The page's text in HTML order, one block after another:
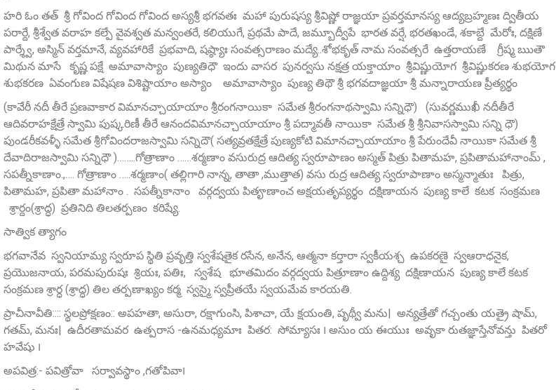
హరి ఓం తత్ శ్రీ గోవింద గోవింద గోవింద అస్యశ్రీ భగవతః మహా పురుషస్య శ్రీవిష్ణో రాజ్ఞయా ప్రవర్తమానస్య ఆద్యబ్రహ్మణః ద్వితీయ
పరార్దే, శ్రీశ్వేత వరాహ కల్పే వైవశ్వత మన్వంతరే, కలియుగే, ప్రథమే పాదే, జమ్బూద్వీపే భారత వర్షే, భరతఖండే, శకాబ్దే మేరోః, దక్షిణే
పార్శ్వే, అస్మిన్ వర్తమానే, వ్యవహారికే ప్రభవాది, షష్ఠ్యాః సంవత్సరాణం మద్యే..శోభకృత్ నామ సంవత్సరే ఉత్తరాయణే గ్రీష్మ ఋతౌ
మిథున మాసే కృష్ణ పక్షే అమావాస్యాం పుణ్యతిధౌ ఇందు వాసర పునర్వసు నక్షత్ర యక్తాయాం శ్రీవిష్ణుయోగ శ్రీవిష్ణుకరణ శుభయోగ
శుభకరణ ఏవంగుణ విషేషణ విశిష్టాయాం అస్యాం అమావాస్యాం పుణ్య తిథౌ శ్రీ భగవదాజ్ఞయా శ్రీ మన్నారాయణ ప్రీత్యర్థం
(కావేరీ నదీ తీరే ప్రణవాకార విమానచ్చాయాయాం శ్రీరంగనాయికా సమేత శ్రీరంగనాథస్వామి సన్నిధౌ) (సువర్ణముఖీ నదీతీరే
ఆదివరాహక్షేత్రే స్వామి పుష్కరిణీ తీరే ఆనందవిమానచ్చాయాయాం శ్రీ పద్మావతీ నాయికా సమేత శ్రీ శ్రీనివాసస్వామి సన్ని ధౌ)
పుండరీకవళ్ళీ సమేత శ్రీగోవిందరాజస్వామి సన్నిదౌ( సత్యవ్రతక్షేత్రే పుణ్యకోటి విమానచ్చాయాయాం శ్రీ పేరుందేవీ నాయికా సమేత శ్రీ
దేవాదిరాజస్వామి సన్నిధౌ )……..గోత్రాణాం ……శర్మణాం వసురుద్ర ఆదిత్య స్వరూపాణం అస్మత్‌ పిత్రు పితామహ, ప్రపితామహానాంమ్ ,
సపత్నీకాణాం.,…. గోత్రాణాం …..శర్మణాం( తల్లిగారి నాన్న, తాతా ,ముత్తాత) వసు రుద్ర ఆదిత్య స్వరూపాణాం అస్మన్మాతుః పిత్రు,
పితామహ, ప్రపితా మహానాం . సపత్నీకానాం వర్గద్వయ పితౄణాంచ అక్షయతృప్యర్థం దక్షిణాయన పుణ్య కాలే కటక సంక్రమణ
శ్రార్దం(శ్రాద్ధ) ప్రతినిది తిలతర్పణం కరిష్యే.
సాత్విక త్యాగం
భగవానేవ స్వనియామ్య స్వరూప స్థితి ప్రవృత్తి స్వశేషతైక రసేన, అనేన, ఆత్మనా కర్తారా స్వకీయశ్చ ఉపకరణై స్వఆరాధనైక,
ప్రయొజనాయ, పరమపురుషః శ్రియః, పతిః, స్వశేష భూతమిదం వర్గద్వయ పిత్రూణాం ఉద్దిశ్య దక్షిణాయన పుణ్య కాలే కటక
సంక్రమణ శ్రార్ధ (శ్రాద్ధ) తిల తర్పణాఖ్యం కర్మ స్వస్మై స్వప్రీతయే స్వయమేవ కారయతి.
ప్రాచీనావీతి:::: స్థలప్రోక్షణం:: అపహతా, అసురా, రక్షాగుంసి, పిశాచా, యే క్షయంతి, పృథ్వీ మను| అన్యత్రేతో గచ్చంతు యత్రై షామ్‌,
గతమ్‌, మనః| ఉదీరతామవర ఉత్పరాస -ఉనమధ్యమాః పితర: సోమ్యాసః ౹ అసుం య ఈయుః అవృకా రుతజ్ఞాస్తేనోవన్తు పితరో
హవేషు ౹
అపవిత్ర:- పవిత్రోవా సర్వావస్థాం ,గతోపివా౹